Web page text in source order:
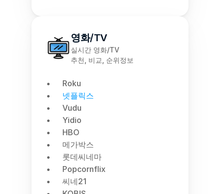
영화/TV
실시간 영화/TV
추천, 비교, 순위정보
Roku
넷플릭스
Vudu
Yidio
HBO
메가박스
롯데씨네마
Popcornflix
씨네21